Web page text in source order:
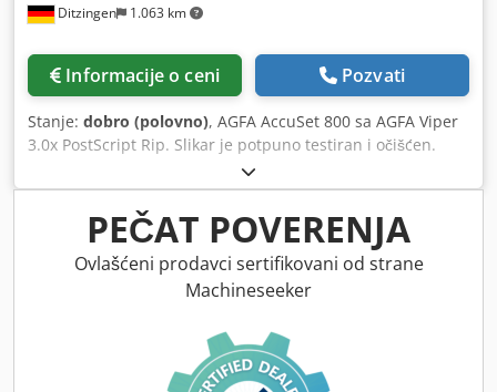
Ditzingen 1.063 km
Informacije o ceni Pozvati
Stanje: dobro (polovno), AGFA AccuSet 800 sa AGFA Viper
3.0x PostScript Rip. Slikar je potpuno testiran i očišćen.
Rezolucije: 1200, 1800 i 2400 dpi - uključujući Techkon
filmski densitometar. Biće nam drago da vam pošaljemo
više informacija i slika. Renovirano 2024. Codpfxjbr Ahtj
AmuehaPEČAT POVERENJA
Ovlašćeni prodavci sertifikovani od strane
Machineseeker